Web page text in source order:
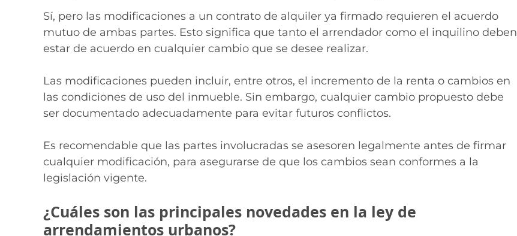
Sí, pero las modificaciones a un contrato de alquiler ya firmado requieren el acuerdo
mutuo de ambas partes. Esto significa que tanto el arrendador como el inquilino deben
estar de acuerdo en cualquier cambio que se desee realizar.
Las modificaciones pueden incluir, entre otros, el incremento de la renta o cambios en
las condiciones de uso del inmueble. Sin embargo, cualquier cambio propuesto debe
ser documentado adecuadamente para evitar futuros conflictos.
Es recomendable que las partes involucradas se asesoren legalmente antes de firmar
cualquier modificación, para asegurarse de que los cambios sean conformes a la
legislación vigente.
¿Cuáles son las principales novedades en la ley de
arrendamientos urbanos?